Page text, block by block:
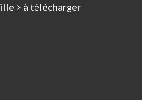
> à télécharger